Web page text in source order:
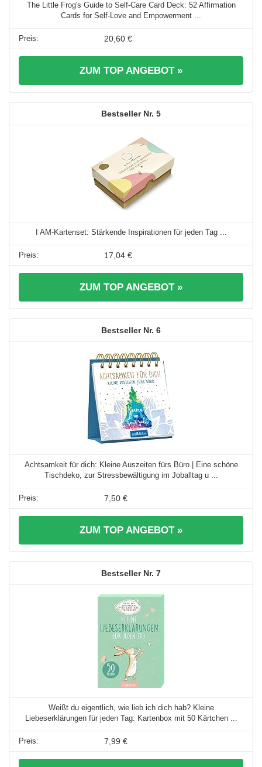
The Little Frog's Guide to Self-Care Card Deck: 52 Affirmation
Cards for Self-Love and Empowerment ...
20,60 €
ZUM TOP ANGEBOT »
5
I AM-Kartenset: Stärkende Inspirationen für jeden Tag ...
17,04 €
ZUM TOP ANGEBOT »
6
Achtsamkeit für dich: Kleine Auszeiten fürs Büro | Eine schöne
Tischdeko, zur Stressbewältigung im Joballtag u ...
7,50 €
ZUM TOP ANGEBOT »
7
Weißt du eigentlich, wie lieb ich dich hab? Kleine
Liebeserklärungen für jeden Tag: Kartenbox mit 50 Kärtchen ...
7,99 €